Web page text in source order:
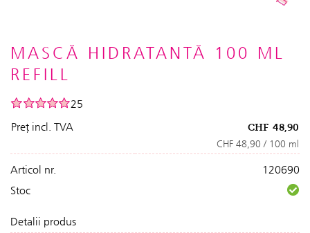
MASCĂ HIDRATANTĂ 100 ML
REFILL
25
Preț incl. TVA
CHF 48,90
CHF 48,90 / 100 ml
Articol nr.
120690
Stoc
Detalii produs